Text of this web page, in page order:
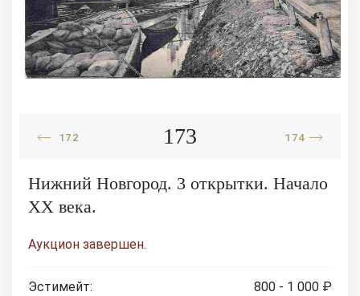
172 173 174
Нижний Новгород. 3 открытки. Начало
XX века.
Аукцион завершен.
Эстимейт: 800 - 1 000 ₽